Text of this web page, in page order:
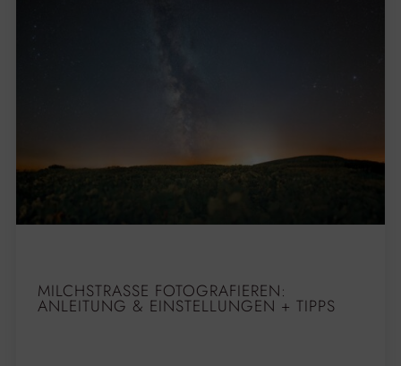
MILCHSTRASSE FOTOGRAFIEREN: A
NLEITUNG & EINSTELLUNGEN + TIPPS